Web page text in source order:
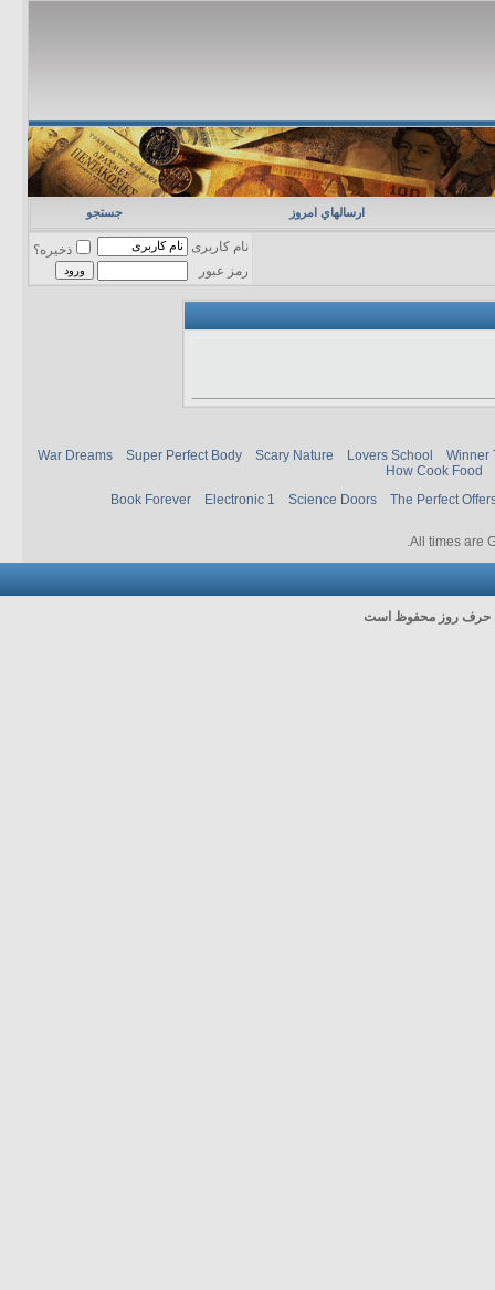
ارسالهاي امروز جستجو
نام کاربری
ذخیره؟
رمز عبور
War Dreams Super Perfect Body Scary Nature Lovers School
Winner
How Cook Food
Book Forever
Electronic 1 Science Doors The Perfect
All times are